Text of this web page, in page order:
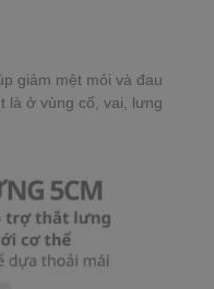
giảm mệt mỏi và đau
là ở vùng cổ, vai, lưng